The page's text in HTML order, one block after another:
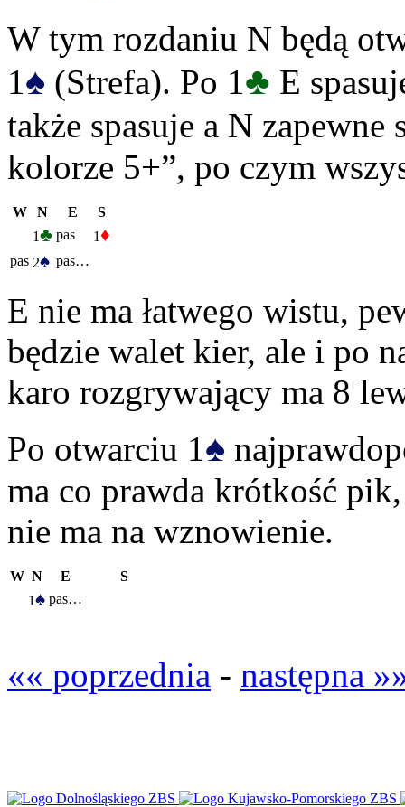
W tym rozdaniu N będą
1♠ (Strefa). Po 1♣ E
także spasuje a N zapewne
kolorze 5+”, po czym
W N E
S
1♣ pas 1♦
pas 2♠ pas…
E nie ma łatwego wistu,
będzie walet kier, ale i po
karo rozgrywający ma 8
Po otwarciu 1♠
ma co prawda krótkość
nie ma na wznowienie.
W N E
S
1♠ pas…
«« poprzednia - następna